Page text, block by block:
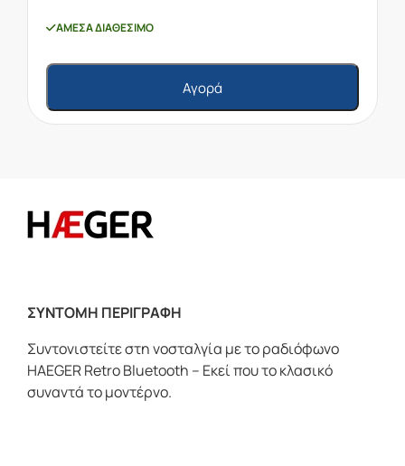
ΆΜΕΣΑ ΔΙΑΘΈΣΙΜΟ
Αγορά
ΣΥΝΤΟΜΗ ΠΕΡΙΓΡΑΦΗ
Συντονιστείτε στη νοσταλγία με το ραδιόφωνο
HAEGER Retro Bluetooth – Εκεί που το κλασικό
συναντά το μοντέρνο.